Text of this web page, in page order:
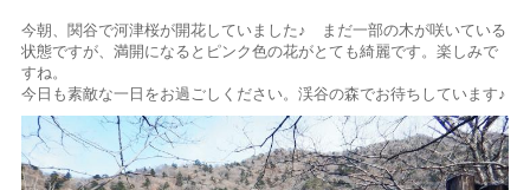
今朝、関谷で河津桜が開花していました♪ まだ一部の木が咲いている
状態ですが、満開になるとピンク色の花がとても綺麗です。楽しみで
すね。
今日も素敵な一日をお過ごしください。渓谷の森でお待ちしています♪